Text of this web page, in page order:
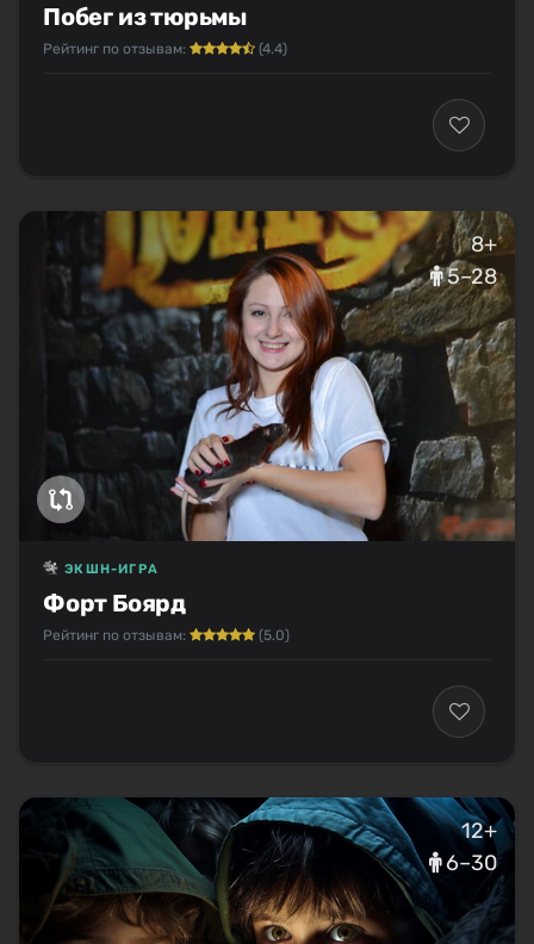
Побег из тюрьмы
Рейтинг по отзывам: (4.4)
8+
5–28
Форт Боярд
ЭКШН-ИГРА
Рейтинг по отзывам: (5.0)
12+
6–30